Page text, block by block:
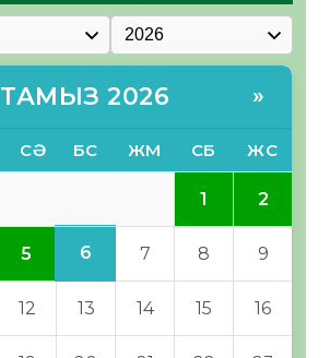
ТАМЫЗ 2026 »
СӘ БС ЖМ СБ ЖС
1 2
5 6 7 8 9
12 13 14 15 16